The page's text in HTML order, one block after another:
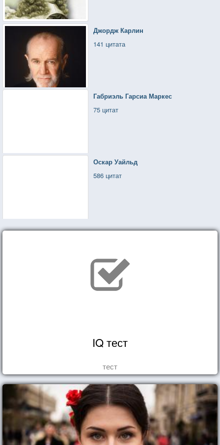
Джордж Карлин
141 цитата
Габриэль Гарсиа Маркес
75 цитат
Оскар Уайльд
586 цитат
IQ тест
тест